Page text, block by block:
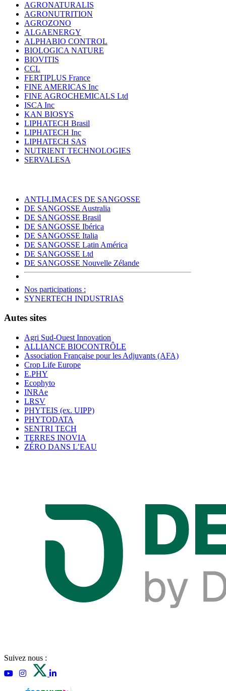
AGRONATURALIS
AGRONUTRITION
AGROZONO
ALGAENERGY
ALPHABIO CONTROL
BIOLOGICA NATURE
BIOVITIS
CCL
FERTIPLUS France
FINE AMERICAS Inc
FINE AGROCHEMICALS Ltd
ISCA Inc
KAN BIOSYS
LIPHATECH Brasil
LIPHATECH Inc
LIPHATECH SAS
NUTRIENT TECHNOLOGIES
SERVALESA
ANTI-LIMACES DE SANGOSSE
DE SANGOSSE Australia
DE SANGOSSE Brasil
DE SANGOSSE Ibérica
DE SANGOSSE Italia
DE SANGOSSE Latin América
DE SANGOSSE Ltd
DE SANGOSSE Nouvelle Zélande
Nos participations :
SYNERTECH INDUSTRIAS
Autes sites
Agri Sud-Ouest Innovation
ALLIANCE BIOCONTRÔLE
Association Française pour les Adjuvants (AFA)
Crop Life Europe
E.PHY
Ecophyto
INRAe
LRSV
PHYTEIS (ex. UIPP)
PHYTODATA
SENTRI TECH
TERRES INOVIA
ZÉRO DANS L’EAU
Suivez nous :